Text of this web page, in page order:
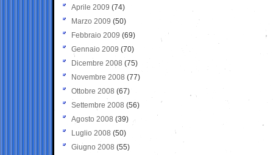
Aprile 2009 (74)
Marzo 2009 (50)
Febbraio 2009 (69)
Gennaio 2009 (70)
Dicembre 2008 (75)
Novembre 2008 (77)
Ottobre 2008 (67)
Settembre 2008 (56)
Agosto 2008 (39)
Luglio 2008 (50)
Giugno 2008 (55)